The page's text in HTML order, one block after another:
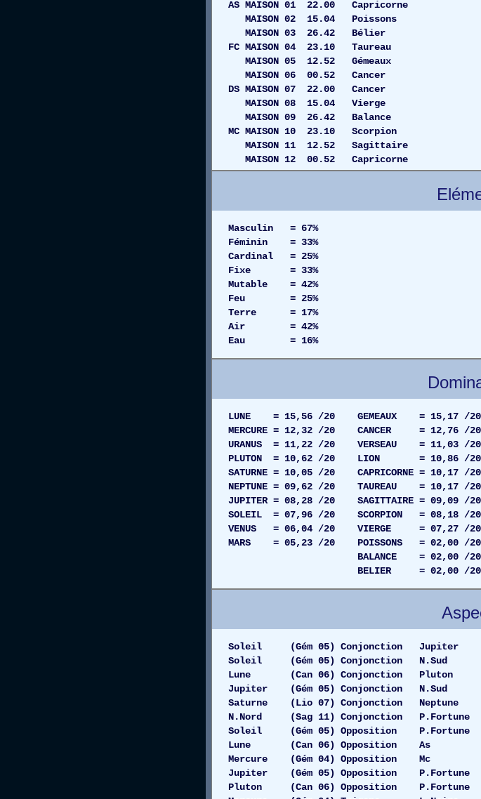
AS MAISON 01 22.00 Capricorne
MAISON 02 15.04 Poissons
MAISON 03 26.42 Bélier
FC MAISON 04 23.10 Taureau
MAISON 05 12.52 Gémeaux
MAISON 06 00.52 Cancer
DS MAISON 07 22.00 Cancer
MAISON 08 15.04 Vierge
MAISON 09 26.42 Balance
MC MAISON 10 23.10 Scorpion
MAISON 11 12.52 Sagittaire
MAISON 12 00.52 Capricorne
Masculin = 67%
Féminin = 33%
Cardinal = 25%
Fixe = 33%
Mutable = 42%
Feu = 25%
Terre = 17%
Air = 42%
Eau = 16%
LUNE = 15,56 /20 GEMEAUX = 15,17 /
MERCURE = 12,32 /20 CANCER = 12,76 /
URANUS = 11,22 /20 VERSEAU = 11,03
PLUTON = 10,62 /20 LION = 10,86 /
SATURNE = 10,05 /20 CAPRICORNE = 10,17
NEPTUNE = 09,62 /20 TAUREAU = 10,17
JUPITER = 08,28 /20 SAGITTAIRE =
SOLEIL = 07,96 /20 SCORPION = 08,18 /
VENUS = 06,04 /20 VIERGE = 07,27 /
MARS = 05,23 /20 POISSONS = 02,00 /20
BALANCE = 02,00 /20
BELIER = 02,00 /20
Soleil (Gém 05) Conjonction Jupiter
Soleil (Gém 05) Conjonction N.Sud
Lune (Can 06) Conjonction Pluton
Jupiter (Gém 05) Conjonction N.Sud
Saturne (Lio 07) Conjonction Neptune
N.Nord (Sag 11) Conjonction P.Fortune
Soleil (Gém 05) Opposition P.Fortune
Lune (Can 06) Opposition As
Mercure (Gém 04) Opposition Mc
Jupiter (Gém 05) Opposition P.Fortune
Pluton (Can 06) Opposition P.Fortune